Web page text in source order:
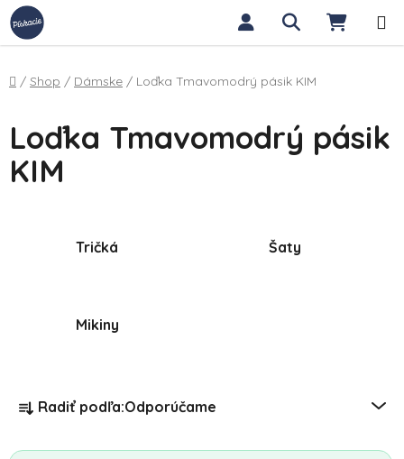
Prejsť na obsah Hľadať
Domov
/ Shop / Dámske / Loďka Tmavomodrý pásik KIM
Loďka Tmavomodrý pásik
KIM
Tričká Šaty
Mikiny
Radenie produktov
Radiť podľa:Odporúčame